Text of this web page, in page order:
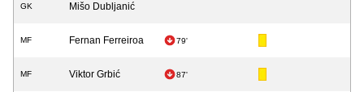
GK Mišo Dubljanić
MF Fernan Ferreiroa 79'
MF Viktor Grbić 87'